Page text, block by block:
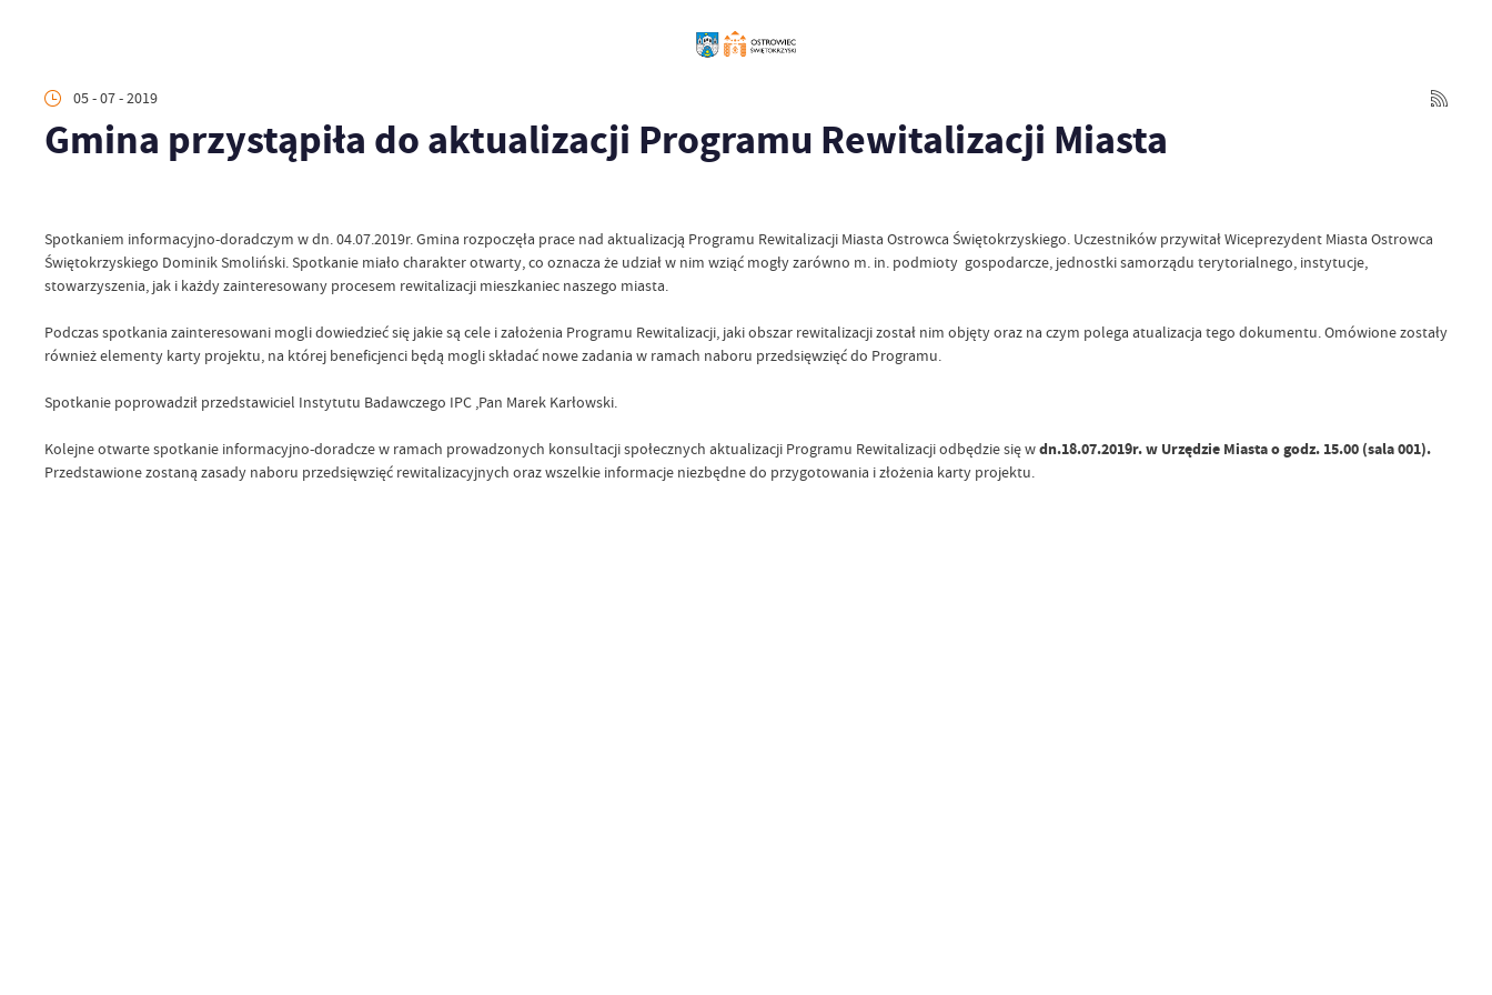
05 - 07 - 2019
Gmina przystąpiła do aktualizacji Programu Rewitalizacji Miasta
Spotkaniem informacyjno-doradczym w dn. 04.07.2019r. Gmina rozpoczęła prace nad aktualizacją Programu Rewitalizacji Miasta Ostrowca Świętokrzyskiego. Uczestników przywitał Wiceprezydent Miasta Ostrowca
Świętokrzyskiego Dominik Smoliński. Spotkanie miało charakter otwarty, co oznacza że udział w nim wziąć mogły zarówno m. in. podmioty gospodarcze, jednostki samorządu terytorialnego, instytucje,
stowarzyszenia, jak i każdy zainteresowany procesem rewitalizacji mieszkaniec naszego miasta.
Podczas spotkania zainteresowani mogli dowiedzieć się jakie są cele i założenia Programu Rewitalizacji, jaki obszar rewitalizacji został nim objęty oraz na czym polega atualizacja tego dokumentu. Omówione zostały
również elementy karty projektu, na której beneficjenci będą mogli składać nowe zadania w ramach naboru przedsięwzięć do Programu.
Spotkanie poprowadził przedstawiciel Instytutu Badawczego IPC ,Pan Marek Karłowski.
Kolejne otwarte spotkanie informacyjno-doradcze w ramach prowadzonych konsultacji społecznych aktualizacji Programu Rewitalizacji odbędzie się wdn.18.07.2019r. w Urzędzie Miasta o godz. 15.00 (sala 001).
Przedstawione zostaną zasady naboru przedsięwzięć rewitalizacyjnych oraz wszelkie informacje niezbędne do przygotowania i złożenia karty projektu.